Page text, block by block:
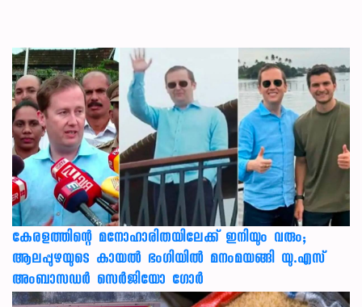
കേരളത്തിന്റെ മനോഹാരിതയിലേക്ക് ഇനിയും വരും;
ആലപ്പുഴയുടെ കായൽ ഭംഗിയിൽ മനംമയങ്ങി യു.എസ്
അംബാസഡർ സെർജിയോ ഗോർ